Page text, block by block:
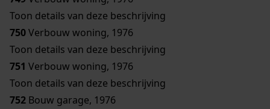
Toon details van deze beschrijving
750Verbouw woning, 1976
Toon details van deze beschrijving
751 Verbouw woning, 1976
Toon details van deze beschrijving
752 Bouw garage, 1976